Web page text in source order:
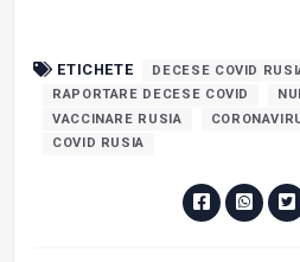
ETICHETE
DECESE COVID
RAPORTARE DECESE COVID
VACCINARE RUSIA
COVID RUSIA